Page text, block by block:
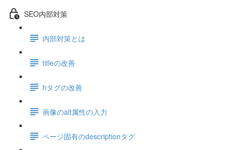
SEO内部対策
内部対策とは
titleの改善
hタグの改善
画像のalt属性の入力
ページ固有のdescriptionタグ